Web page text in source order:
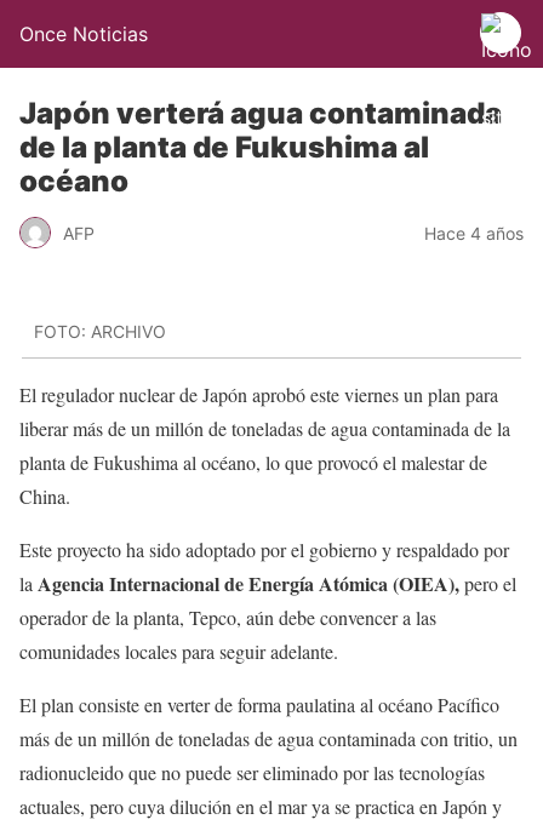
Once Noticias
Japón verterá agua contaminada
de la planta de Fukushima al
océano
AFP Hace 4 años
FOTO: ARCHIVO
El regulador nuclear de Japón aprobó este viernes un plan para
liberar más de un millón de toneladas de agua contaminada de la
planta de Fukushima al océano, lo que provocó el malestar de
China.
Este proyecto ha sido adoptado por el gobierno y respaldado por
la Agencia Internacional de Energía Atómica (OIEA),pero el
operador de la planta, Tepco, aún debe convencer a las
comunidades locales para seguir adelante.
El plan consiste en verter de forma paulatina al océano Pacífico
más de un millón de toneladas de agua contaminada con tritio, un
radionucleido que no puede ser eliminado por las tecnologías
actuales, pero cuya dilución en el mar ya se practica en Japón y